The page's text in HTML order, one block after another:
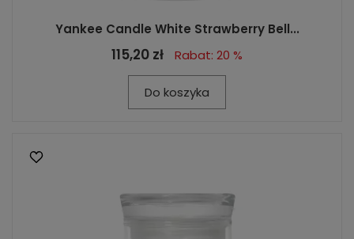
Yankee Candle White Strawberry Bell...
115,20 zł Rabat: 20 %
Do koszyka